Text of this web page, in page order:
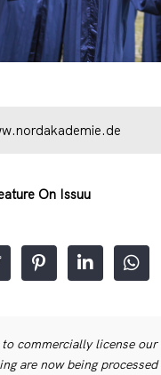
On Issuu
to commercially license
are now being